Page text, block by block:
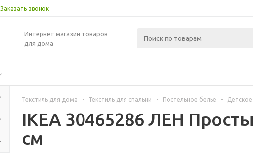
Заказать звонок
Интернет магазин товаров
для дома
Текстиль для дома - Текстиль для спальни - Постельное белье -
IKEA 30465286 ЛЕН
см